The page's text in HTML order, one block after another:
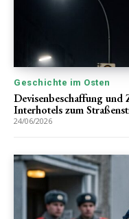
Geschichte im Osten
Devisenbeschaffung und
Interhotels zum
24/06/2026